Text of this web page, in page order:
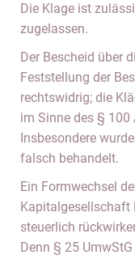
Die Klage ist
zugelassen.
Der Bescheid über
Feststellung der
rechtswidrig; die
im Sinne des § 100
Insbesondere
falsch behandelt.
Ein Formwechsel
Kapitalgesellschaft
steuerlich
Denn § 25